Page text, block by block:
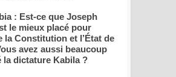
: Est-ce que Joseph
le mieux placé pour
la Constitution et l’État de
avez aussi beaucoup
la dictature Kabila ?